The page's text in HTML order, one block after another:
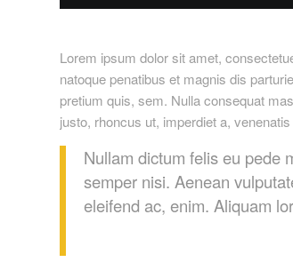
Lorem ipsum dolor sit amet,
natoque penatibus et magnis dis
pretium quis, sem. Nulla consequat
justo, rhoncus ut, imperdiet a,
Nullam dictum felis eu pede
semper nisi. Aenean
eleifend ac, enim. Aliquam